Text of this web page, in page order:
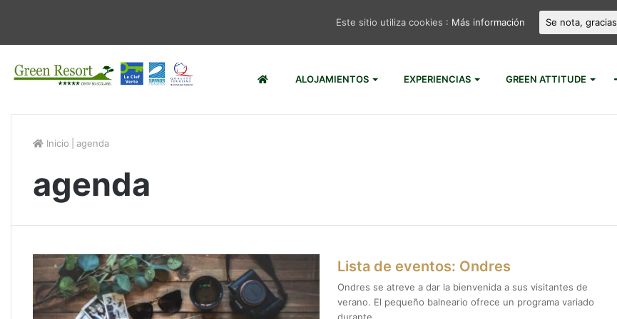
ALOJAMIENTOS EXPERIENCIAS GREEN ATTITUDE
Inicio agenda
agenda
Lista de eventos: Ondres
Ondres se atreve a dar la bienvenida a sus visitantes de
verano. El pequeño balneario ofrece un programa variado
Este sitio utiliza cookies : Más información Se nota, gracias